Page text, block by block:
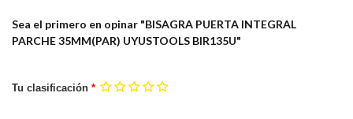
Sea el primero en opinar "BISAGRA PUERTA INTEGRAL
PARCHE 35MM(PAR) UYUSTOOLS BIR135U"
Tu clasificación *